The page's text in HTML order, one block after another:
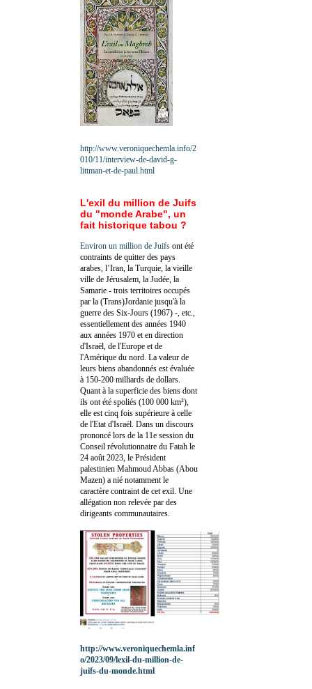
http://www.veroniquechemla.info/2
010/11/interview-de-david-g-
littman-et-de-paul.html
L'exil du million de Juifs
du "monde Arabe", un
fait historique tabou ?
Environ un million de Juifs ont été
contraints de quitter des pays
arabes, l’Iran, la Turquie, la vieille
ville de Jérusalem, la Judée, la
Samarie - trois territoires occupés
par la (Trans)Jordanie jusqu'à la
guerre des Six-Jours (1967) -, etc.,
essentiellement des années 1940
aux années 1970 et en direction
d'Israël, de l'Europe et de
l'Amérique du nord. La valeur de
leurs biens abandonnés est évaluée
à 150-200 milliards de dollars.
Quant à la superficie des biens dont
ils ont été spoliés (100 000 km²),
elle est cinq fois supérieure à celle
de l'Etat d'Israël. Dans un discours
prononcé lors de la 11e session du
Conseil révolutionnaire du Fatah le
24 août 2023, le Président
palestinien Mahmoud Abbas (Abou
Mazen) a nié notamment le
caractère contraint de cet exil. Une
allégation non relevée par des
dirigeants communautaires.
http://www.veroniquechemla.inf
o/2023/09/lexil-du-million-de-
juifs-du-monde.html